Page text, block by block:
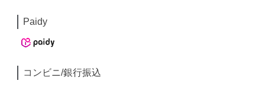
Paidy
コンビニ/銀行振込